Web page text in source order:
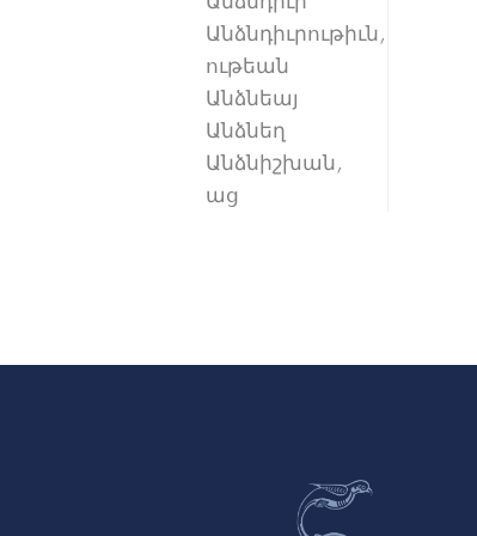
Անձնդիւրութիւն,
ութեան
Անձնեայ
Անձնեղ
Անձնիշխան,
աց